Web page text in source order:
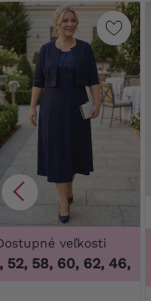
veľkosti
58, 60, 62,46, 50,